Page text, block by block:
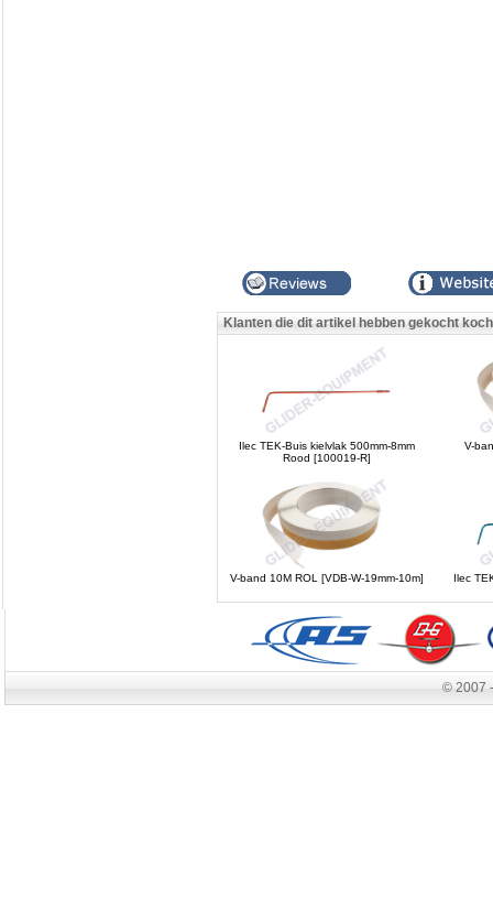
Klanten die dit artikel hebben gekocht
Ilec TEK-Buis kielvlak 500mm-8mm
Rood [100019-R]
V-
V-band 10M ROL [VDB-W-19mm-10m] Ilec
© 2007